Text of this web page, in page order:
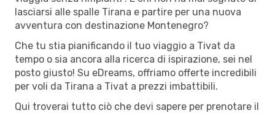
lasciarsi alle spalle Tirana e partire per una nuova
avventura con destinazione Montenegro?
Che tu stia pianificando il tuo viaggio a Tivat da
tempo o sia ancora alla ricerca di ispirazione, sei nel
posto giusto! Su eDreams, offriamo offerte incredibili
per voli da Tirana a Tivat a prezzi imbattibili.
Qui troverai tutto ciò che devi sapere per prenotare il